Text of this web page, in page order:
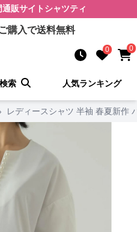
通販サイト シャツティ
購入で送料無料
0 0
索 人気ランキング
› レディースシャツ 半袖 春夏新作